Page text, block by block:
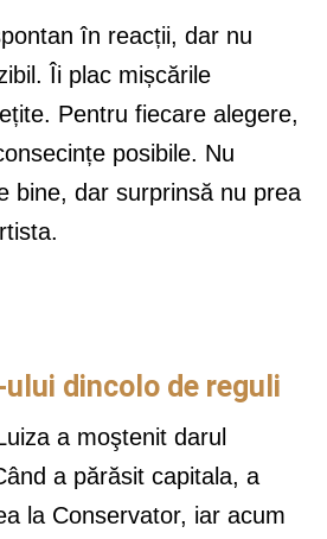
în reacții, dar nu
Îi plac mișcările
Pentru fiecare alegere,
posibile. Nu
bine, dar surprinsă nu prea
ului dincolo de reguli
a moştenit darul
a părăsit capitala, a
la Conservator, iar acum